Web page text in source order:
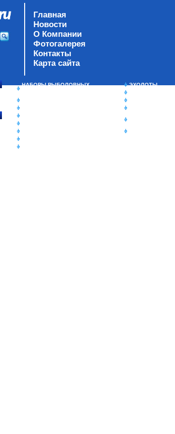
Главная
Новости
О Компании
Фотогалерея
Контакты
Карта сайта
НАБОРЫ РЫБОЛОВНЫХ
ЭХОЛОТЫ